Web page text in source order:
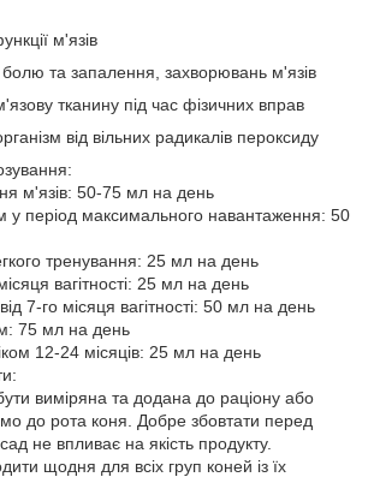
м'язів
болю та запалення, захворювань м'язів
тканину під час фізичних вправ
від вільних радикалів пероксиду
м'язів: 50-75 мл на день
у період максимального навантаження: 50
тренування: 25 мл на день
вагітності: 25 мл на день
7-го місяця вагітності: 50 мл на день
75 мл на день
12-24 місяців: 25 мл на день
виміряна та додана до раціону або
до рота коня. Добре збовтати перед
не впливає на якість продукту.
щодня для всіх груп коней із їх